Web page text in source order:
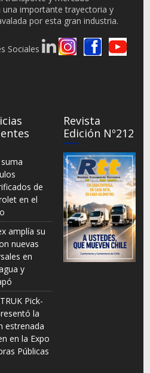
importante trayectoria y
por esta gran industria.
Sociales
de
en el
amplía su
nuevas
en
y
Pick-
la
estrenada
en la Expo
Públicas
Revista
Edición Nº212